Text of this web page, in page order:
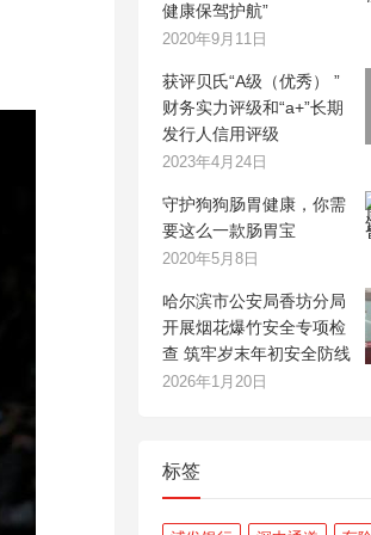
健康保驾护航”
2020年9月11日
获评贝氏“A级（优秀） ”
财务实力评级和“a+”长期
发行人信用评级
2023年4月24日
守护狗狗肠胃健康，你需
要这么一款肠胃宝
2020年5月8日
哈尔滨市公安局香坊分局
开展烟花爆竹安全专项检
查 筑牢岁末年初安全防线
2026年1月20日
标签